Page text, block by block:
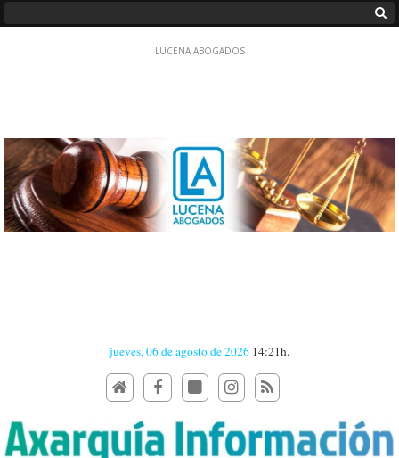
jueves, 06 de agosto de 2026 14:21h.